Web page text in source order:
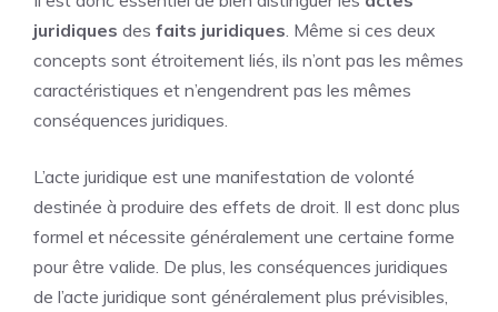
juridiques des faits juridiques. Même si ces deux
concepts sont étroitement liés, ils n’ont pas les mêmes
caractéristiques et n’engendrent pas les mêmes
conséquences juridiques.
L’acte juridique est une manifestation de volonté
destinée à produire des effets de droit. Il est donc plus
formel et nécessite généralement une certaine forme
pour être valide. De plus, les conséquences juridiques
de l’acte juridique sont généralement plus prévisibles,